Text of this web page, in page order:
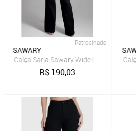
Patrocinado
SAWARY
Calça Sarja Sawary Wide Leg - 275028
R$ 190,03